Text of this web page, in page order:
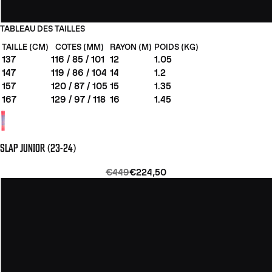
TABLEAU DES TAILLES
TAILLE (CM)
COTES (MM) RAYON (M) POIDS (KG)
137 116 / 85 / 101 12
1.05
147
119 / 86 / 104 14
1.2
157
120 / 87 / 105 15
1.35
167
129 / 97 / 118 16 1.45
SLAP JUNIOR (23-24)
€449€224,50